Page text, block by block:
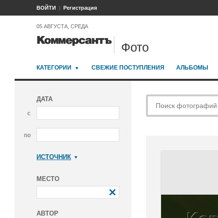
ВОЙТИ Регистрация
05 АВГУСТА, СРЕДА
Фото
КАТЕГОРИИ СВЕЖИЕ ПОСТУПЛЕНИЯ АЛЬБОМЫ
ДАТА
с
по
ИСТОЧНИК
МЕСТО
АВТОР